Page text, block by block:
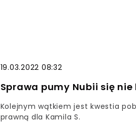
19.03.2022 08:32
Sprawa pumy Nubii się
Kolejnym wątkiem jest kwestia
prawną dla Kamila S.